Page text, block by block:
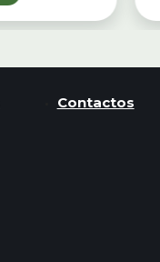
Contactos